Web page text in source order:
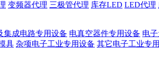
变频器代理 三极管代理 库存LED LED代理
集成电路专用设备 电真空器件专用设备 电
具 杂项电子工业专用设备 其它电子工业专